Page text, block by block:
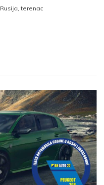
Rusija,terenac